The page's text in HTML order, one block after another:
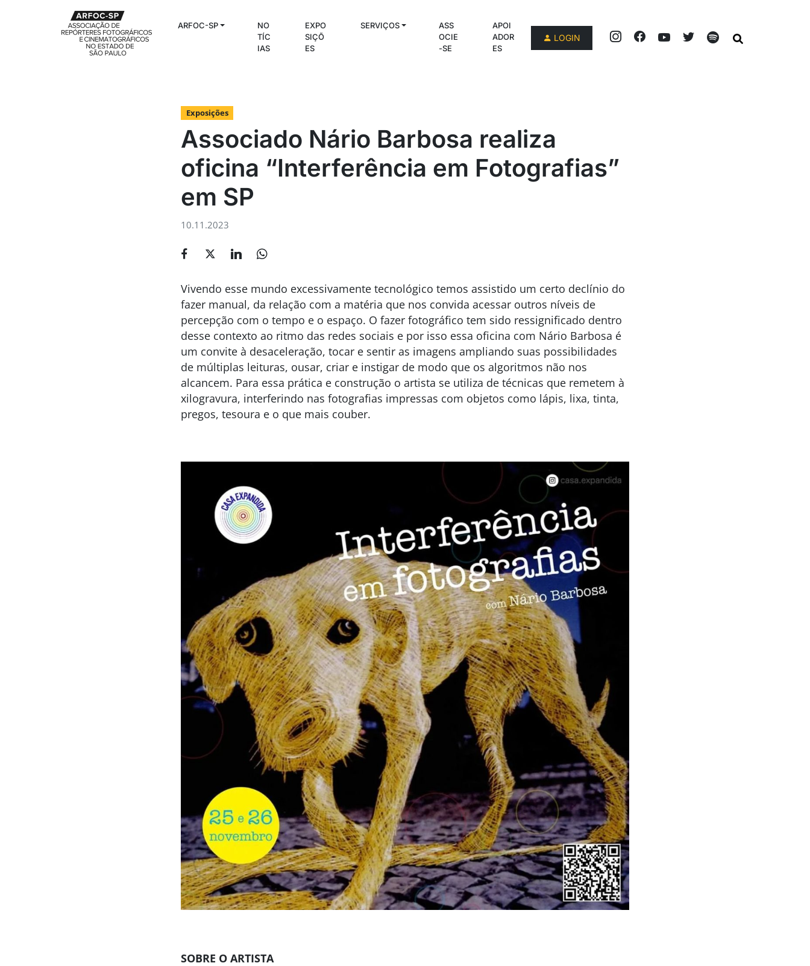
ARFOC-SP
NO
TÍC
IAS
EXPO
SIÇÕ
ES
SERVIÇOS
ASS
OCIE
-SE
APOI
ADOR
ES
LOGIN
Exposições
Associado Nário Barbosa realiza
oficina “Interferência em Fotografias”
em SP
10.11.2023
Vivendo esse mundo excessivamente tecnológico temos assistido um certo declínio do
fazer manual, da relação com a matéria que nos convida acessar outros níveis de
percepção com o tempo e o espaço. O fazer fotográfico tem sido ressignificado dentro
desse contexto ao ritmo das redes sociais e por isso essa oficina com Nário Barbosa é
um convite à desaceleração, tocar e sentir as imagens ampliando suas possibilidades
de múltiplas leituras, ousar, criar e instigar de modo que os algoritmos não nos
alcancem. Para essa prática e construção o artista se utiliza de técnicas que remetem à
xilogravura, interferindo nas fotografias impressas com objetos como lápis, lixa, tinta,
pregos, tesoura e o que mais couber.
SOBRE O ARTISTA